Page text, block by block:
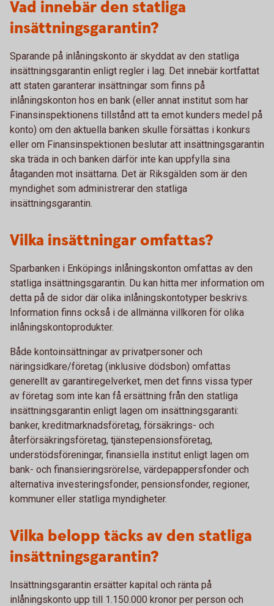
Vad innebär den statliga
insättningsgarantin?
Sparande på inlåningskonto är skyddat av den statliga
insättningsgarantin enligt regler i lag. Det innebär kortfattat
att staten garanterar insättningar som finns på
inlåningskonton hos en bank (eller annat institut som har
Finansinspektionens tillstånd att ta emot kunders medel på
konto) om den aktuella banken skulle försättas i konkurs
eller om Finansinspektionen beslutar att insättningsgarantin
ska träda in och banken därför inte kan uppfylla sina
åtaganden mot insättarna. Det är Riksgälden som är den
myndighet som administrerar den statliga
insättningsgarantin.
Vilka insättningar omfattas?
Sparbanken i Enköpings inlåningskonton omfattas av den
statliga insättningsgarantin. Du kan hitta mer information om
detta på de sidor där olika inlåningskontotyper beskrivs.
Information finns också i de allmänna villkoren för olika
inlåningskontoprodukter.
Både kontoinsättningar av privatpersoner och
näringsidkare/företag (inklusive dödsbon) omfattas
generellt av garantiregelverket, men det finns vissa typer
av företag som inte kan få ersättning från den statliga
insättningsgarantin enligt lagen om insättningsgaranti:
banker, kreditmarknadsföretag, försäkrings- och
återförsäkringsföretag, tjänstepensionsföretag,
understödsföreningar, finansiella institut enligt lagen om
bank- och finansieringsrörelse, värdepappersfonder och
alternativa investeringsfonder, pensionsfonder, regioner,
kommuner eller statliga myndigheter.
Vilka belopp täcks av den statliga
insättningsgarantin?
Insättningsgarantin ersätter kapital och ränta på
inlåningskonto upp till 1.150.000 kronor per person och